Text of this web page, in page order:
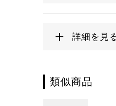
詳細を見
類似商品